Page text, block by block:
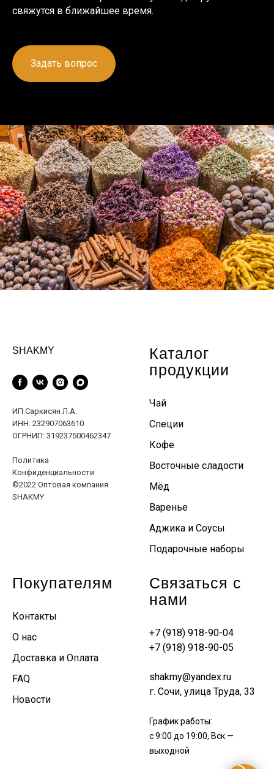
свяжутся в ближайшее время.
Задать вопрос
SHAKMY
ИП Саркисян Л.А.
ИНН: 232907063610
ОГРНИП: 319237500462347
Политика
Конфиденциальности
©2022 Оптовая компания
SHAKMY
Каталог
продукции
Чай
Специи
Кофе
Восточные сладости
Мёд
Варенье
Аджика и Соусы
Подарочные наборы
Покупателям
Контакты
О нас
Доставка и Оплата
FAQ
Новости
Связаться с
нами
+7 (918) 918-90-04
+7 (918) 918-90-05
shakmy@yandex.ru
г. Сочи, улица Труда, 33
График работы:
с 9:00 до 19:00, Вск —
выходной